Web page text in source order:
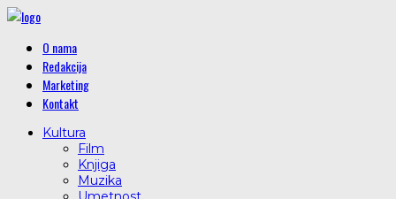
O nama
Redakcija
Marketing
Kontakt
Kultura
Film
Knjiga
Muzika